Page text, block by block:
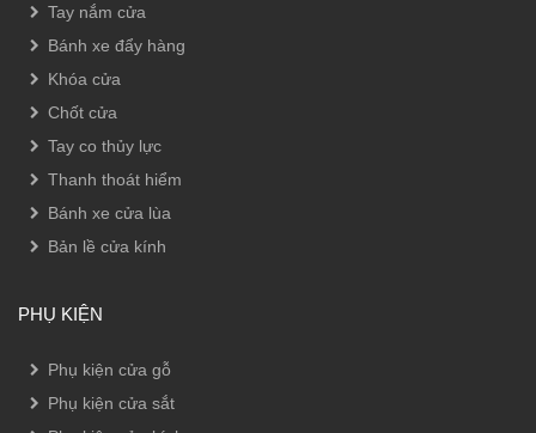
Tay nắm cửa
Bánh xe đẩy hàng
Khóa cửa
Chốt cửa
Tay co thủy lực
Thanh thoát hiểm
Bánh xe cửa lùa
Bản lề cửa kính
PHỤ KIỆN
Phụ kiện cửa gỗ
Phụ kiện cửa sắt